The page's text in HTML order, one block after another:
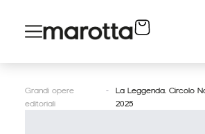
contenuto
Grandi opere
editoriali
-
La Leggenda. Circolo
2025